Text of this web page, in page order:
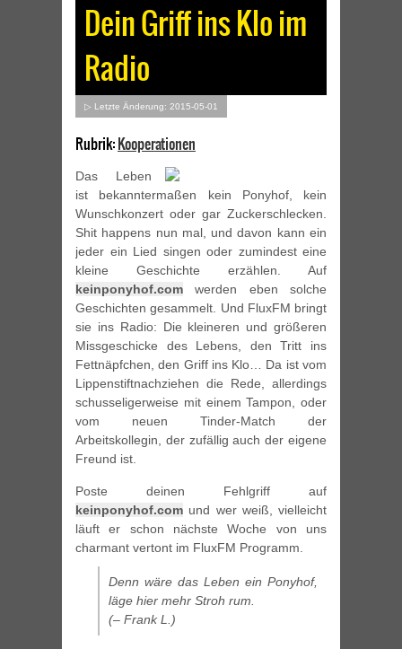
Dein Griff ins Klo im
Radio
▷ Letzte Änderung: 2015-05-01
Rubrik:Kooperationen
Das Leben
ist bekanntermaßen kein Ponyhof, kein
Wunschkonzert oder gar Zuckerschlecken.
Shit happens nun mal, und davon kann ein
jeder ein Lied singen oder zumindest eine
kleine Geschichte erzählen. Auf
keinponyhof.com werden eben solche
Geschichten gesammelt. Und FluxFM bringt
sie ins Radio: Die kleineren und größeren
Missgeschicke des Lebens, den Tritt ins
Fettnäpfchen, den Griff ins Klo… Da ist vom
Lippenstiftnachziehen die Rede, allerdings
schusseligerweise mit einem Tampon, oder
vom neuen Tinder-Match der
Arbeitskollegin, der zufällig auch der eigene
Freund ist.
Poste deinen Fehlgriff auf
keinponyhof.com und wer weiß, vielleicht
läuft er schon nächste Woche von uns
charmant vertont im FluxFM Programm.
Denn wäre das Leben ein Ponyhof,
läge hier mehr Stroh rum.
(– Frank L.)